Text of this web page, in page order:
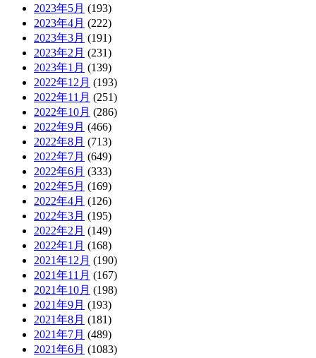
2023年5月 (193)
2023年4月 (222)
2023年3月 (191)
2023年2月 (231)
2023年1月 (139)
2022年12月 (193)
2022年11月 (251)
2022年10月 (286)
2022年9月 (466)
2022年8月 (713)
2022年7月 (649)
2022年6月 (333)
2022年5月 (169)
2022年4月 (126)
2022年3月 (195)
2022年2月 (149)
2022年1月 (168)
2021年12月 (190)
2021年11月 (167)
2021年10月 (198)
2021年9月 (193)
2021年8月 (181)
2021年7月 (489)
2021年6月 (1083)